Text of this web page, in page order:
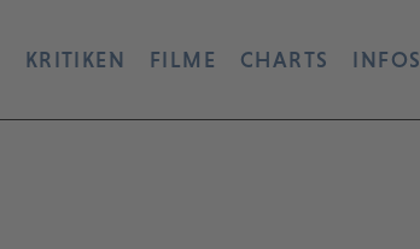
KRITIKEN FILME CHARTS INFOS